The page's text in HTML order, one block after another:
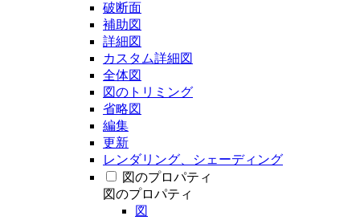
破断面
補助図
詳細図
カスタム詳細図
全体図
図のトリミング
省略図
編集
更新
レンダリング、シェーディング
図のプロパティ
図のプロパティ
図